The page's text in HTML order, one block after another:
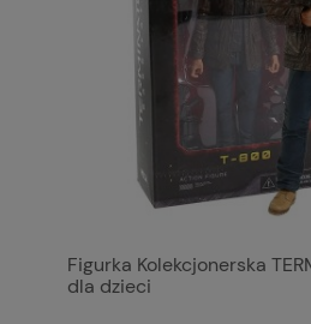
Figurka Kolekcjonerska
dla dzieci